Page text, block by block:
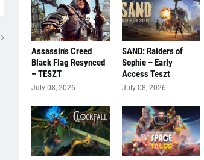
Assassin's Creed
Black Flag Resynced
– TESZT
July 08, 2026
SAND: Raiders of
Sophie – Early
Access Teszt
July 08, 2026